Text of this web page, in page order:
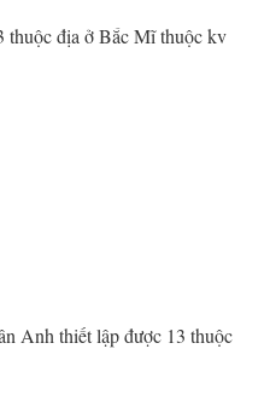
thuộc địa ở Bắc Mĩ thuộc kv
Anh thiết lập được 13 thuộc